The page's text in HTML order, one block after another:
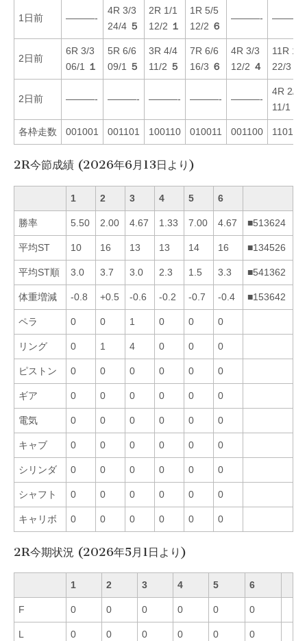
1日前 ———-
4R 3/3
24/4 ５
2R 1/1
12/2 １
1R 5/5
12/2 ６
———- ———-
2日前
6R 3/3
06/1
１
5R 6/6
09/1
５
3R 4/4
11/2 ５
7R 6/6
16/3 ６
4R 3/3
12/2 ４
11R 1/1
22/3
2日前 ———- ———- ———- ———- ———-
4R 2/2
11/1
各枠走数 001001 001101 100110 010011 001100 110100
2R今節成績 (2026年6月13日より)
1 2 3 4 5 6
勝率 5.50 2.00 4.67 1.33 7.00 4.67 ■513624
平均ST 10 16 13 13 14 16 ■134526
平均ST順 3.0 3.7 3.0 2.3 1.5 3.3 ■541362
体重増減 -0.8 +0.5 -0.6 -0.2 -0.7 -0.4 ■153642
ペラ 0 0 1 0 0 0
リング 0 1 4 0 0 0
ピストン 0 0 0 0 0 0
ギア 0 0 0 0 0 0
電気 0 0 0 0 0 0
キャブ 0 0 0 0 0 0
シリンダ 0 0 0 0 0 0
シャフト 0 0 0 0 0 0
キャリボ 0 0 0 0 0 0
2R今期状況 (2026年5月1日より)
1 2 3 4 5 6
F 0 0 0 0 0 0
L 0 0 0 0 0 0